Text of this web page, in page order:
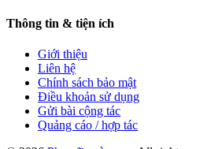
Thông tin & tiện ích
Giới thiệu
Liên hệ
Chính sách bảo mật
Điều khoản sử dụng
Gửi bài cộng tác
Quảng cáo / hợp tác